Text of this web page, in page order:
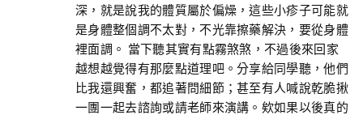
深，就是說我的體質屬於偏燥，這些小疹子可能就
是身體整個調不太對，不光靠擦藥解決，要從身體
裡面調。 當下聽其實有點霧煞煞，不過後來回家
越想越覺得有那麼點道理吧。分享給同學聽，他們
比我還興奮，都追著問細節；甚至有人喊說乾脆揪
一團一起去諮詢或請老師來演講。欸如果以後真的